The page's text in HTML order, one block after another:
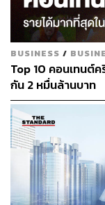
ถ้าพูดถึงคอนเทนต์
นึกถึงเทคนิคต่างๆ
ไปหมด หรือไม่ก็พ
บุคคลหรือแบบที่ไ
ถือบ้าง
BUSINESS /
Top 10 คอนเทนต์ค
กัน 2 หมื่นล้านบาท